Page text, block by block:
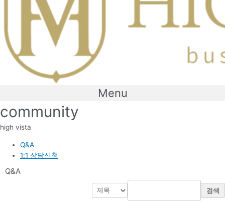
Menu
community
high vista
Q&A
1:1 상담신청
Q&A
검색